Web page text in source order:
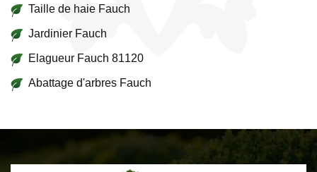
Taille de haie Fauch
Jardinier Fauch
Elagueur Fauch 81120
Abattage d'arbres Fauch